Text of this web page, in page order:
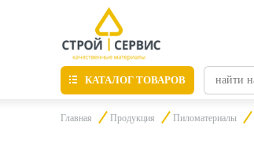
КАТАЛОГ ТОВАРОВ
Главная Продукция Пиломатериалы